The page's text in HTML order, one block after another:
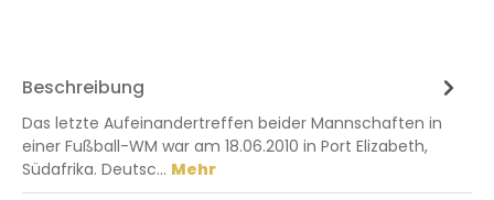
Beschreibung
Das letzte Aufeinandertreffen beider Mannschaften in
einer Fußball-WM war am 18.06.2010 in Port Elizabeth,
Südafrika. Deutsc… Mehr